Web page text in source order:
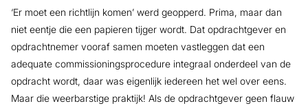
‘Er moet een richtlijn komen’ werd geopperd. Prima, maar dan
niet eentje die een papieren tijger wordt. Dat opdrachtgever en
opdrachtnemer vooraf samen moeten vastleggen dat een
adequate commissioningsprocedure integraal onderdeel van de
opdracht wordt, daar was eigenlijk iedereen het wel over eens.
Maar die weerbarstige praktijk! Als de opdrachtgever geen flauw